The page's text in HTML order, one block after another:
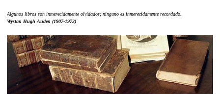
Algunos libros son inmerecidamente olvidados; ninguno es inmerecidamente recordado.
Wystan Hugh Auden (1907-1973)